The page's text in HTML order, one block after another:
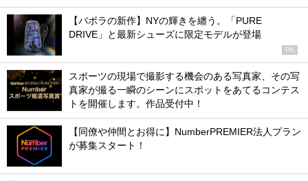
【バボラの新作】NYの輝きを纏う。「PURE
DRIVE」と最新シューズに限定モデルが登場
PR
スポーツの現場で撮影する機会のある写真家、その写
真家が撮る一瞬のシーンにスポットをあてるコンテス
トを開催します。作品受付中！
【同僚や仲間とお得に】NumberPREMIER法人プラン
が募集スタート！